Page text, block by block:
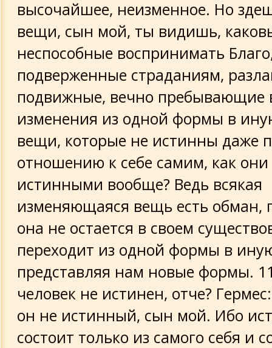
высочайшее, неизменное. Но
вещи, сын мой, ты видишь,
неспособные воспринимать
подверженные страданиям,
подвижные, вечно пребывающие
изменения из одной формы в
вещи, которые не истинны даже
отношению к себе самим, как
истинными вообще? Ведь всякая
изменяющаяся вещь есть обман,
она не остается в своем
переходит из одной формы в
представляя нам новые формы.
человек не истинен, отче?
он не истинный, сын мой. Ибо
состоит только из самого себя и